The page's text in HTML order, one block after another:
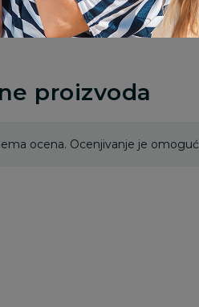
proizvoda
ocena. Ocenjivanje je